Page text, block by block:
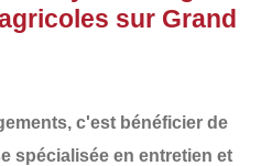
sur Grand
, c'est bénéficier de
spécialisée en entretien et